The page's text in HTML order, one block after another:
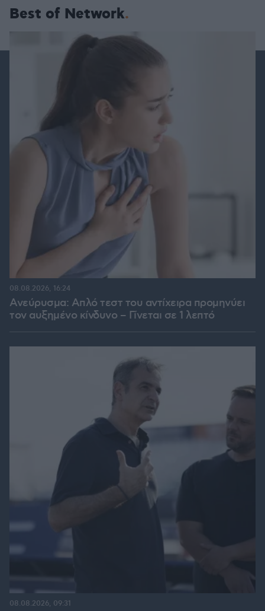
Best of Network
Ανεύρυσμα: Απλό τεστ του αντίχειρα προμηνύει
τον αυξημένο κίνδυνο – Γίνεται σε 1 λεπτό
08.08.2026, 16:24
08.08.2026, 09:31